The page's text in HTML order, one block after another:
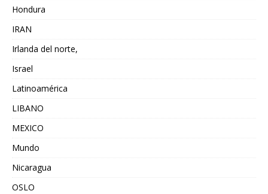
Hondura
IRAN
Irlanda del norte,
Israel
Latinoamérica
LIBANO
MEXICO
Mundo
Nicaragua
OSLO